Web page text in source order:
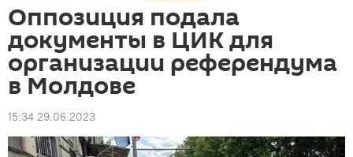
Оппозиция подала
документы в ЦИК для
организации референдума
в Молдове
15:34 29.06.2023